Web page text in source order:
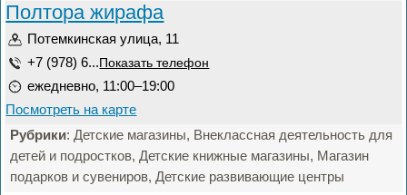
Полтора жирафа
Потемкинская улица, 11
+7 (978) 6... Показать телефон
ежедневно, 11:00–19:00
Посмотреть на карте
Рубрики: Детские магазины, Внеклассная деятельность для
детей и подростков, Детские книжные магазины, Магазин
подарков и сувениров, Детские развивающие центры